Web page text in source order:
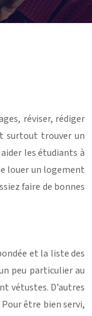
réviser, rédiger
surtout trouver un
les étudiants à
louer un logement
faire de bonnes
et la liste des
peu particulier au
vétustes. D’autres
Pour être bien servi,